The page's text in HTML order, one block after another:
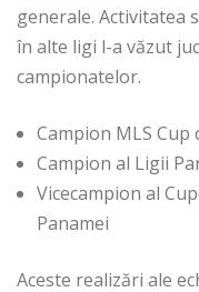
generale. Activitatea
în alte ligi l-a văzut
campionatelor.
Campion MLS Cup
Campion al Ligii
Vicecampion al
Panamei
Aceste realizări ale